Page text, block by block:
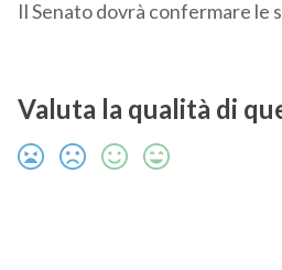
Il Senato dovrà confermare le
Valuta la qualità di